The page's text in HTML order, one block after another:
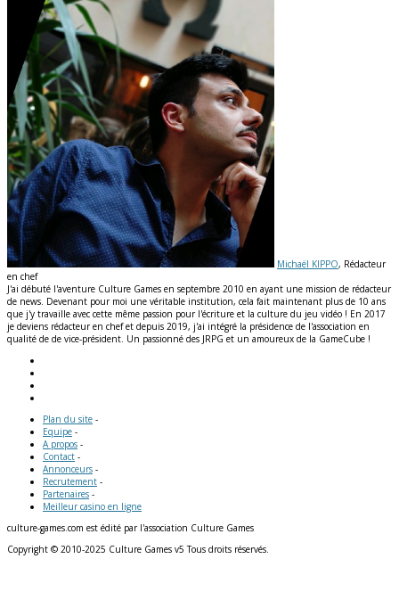
Michaël KIPPO, Rédacteur
en chef
J'ai débuté l'aventure Culture Games en septembre 2010 en ayant une mission de rédacteur
de news. Devenant pour moi une véritable institution, cela fait maintenant plus de 10 ans
que j'y travaille avec cette même passion pour l'écriture et la culture du jeu vidéo ! En 2017
je deviens rédacteur en chef et depuis 2019, j'ai intégré la présidence de l'association en
qualité de de vice-président. Un passionné des JRPG et un amoureux de la GameCube !
Plan du site -
Equipe -
A propos -
Contact -
Annonceurs -
Recrutement -
Partenaires -
Meilleur casino en ligne
culture-games.com est édité par l'association Culture Games
Copyright © 2010-2025 Culture Games v5 Tous droits réservés.